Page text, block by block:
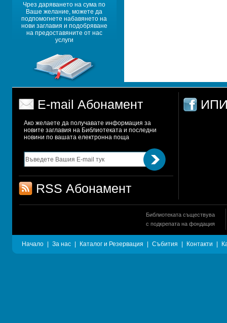
Чрез даряването на сума по
Ваше желание, можете да
подпомогнете набавянето на
нови заглавия и подобряване
на предоставяните от нас
услуги
E-mail Абонамент
Ако желаете да получавате информация за
новите заглавия на Библиотеката и последни
новини по вашата електронна поща
RSS Абонамент
ИПИ
Библиотеката съществува
с подкрепата на фондация
Начало За нас Каталог и Резервация Събития Контакти